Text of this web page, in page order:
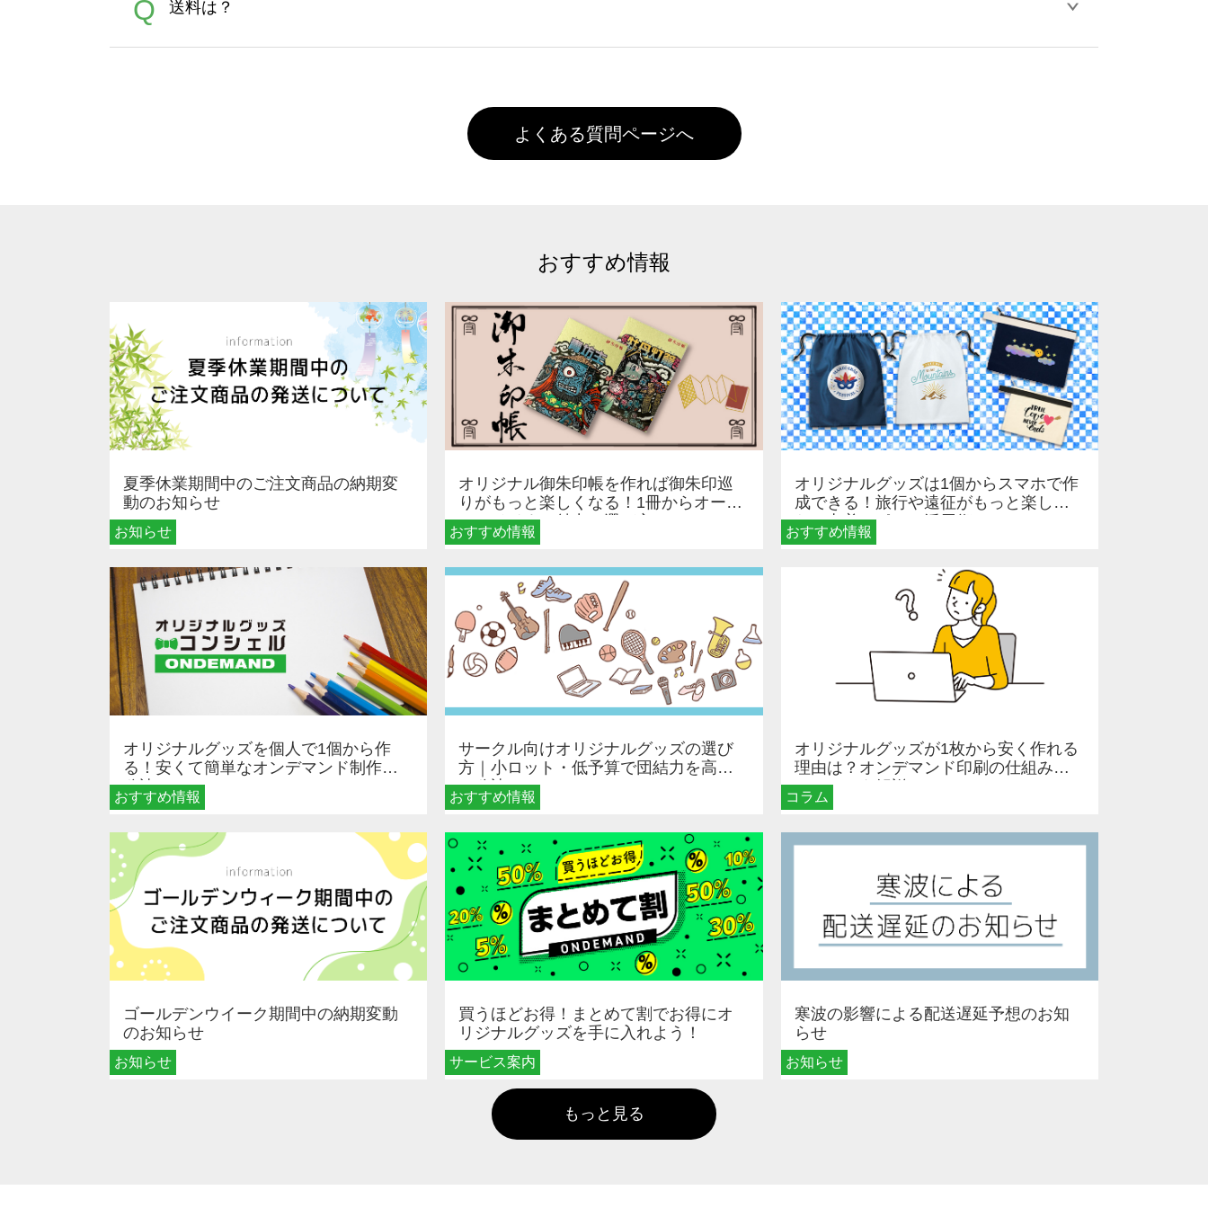
文に関わらず、前処理剤が残った状態でお届けとなる場合がございます。※2 濃色は淡色に比べ処理剤が目立ちやすく、1回の水洗いで
A
Adobeデータ(AI,PSD)で保存して頂き、デザインツール上にアップロードをお願い致します。
Q 送料は？
よくある質問ページへ
おすすめ情報
お知らせ
夏季休業期間中のご注文商品の納期変
動のお知らせ
おすすめ情報
オリジナル御朱印帳を作れば御朱印巡
りがもっと楽しくなる！1冊からオーダ
ーメイドする魅力と選び方
おすすめ情報
オリジナルグッズは1個からスマホで作
成できる！旅行や遠征がもっと楽しく
なる巾着＆ポーチ活用術
おすすめ情報
オリジナルグッズを個人で1個から作
る！安くて簡単なオンデマンド制作の
秘訣
おすすめ情報
サークル向けオリジナルグッズの選び
方｜小ロット・低予算で団結力を高め
る秘訣
コラム
オリジナルグッズが1枚から安く作れる
理由は？オンデマンド印刷の仕組みと
メリットを解説
お知らせ
ゴールデンウイーク期間中の納期変動
のお知らせ
サービス案内
買うほどお得！まとめて割でお得にオ
リジナルグッズを手に入れよう！
お知らせ
寒波の影響による配送遅延予想のお知
らせ
もっと見る